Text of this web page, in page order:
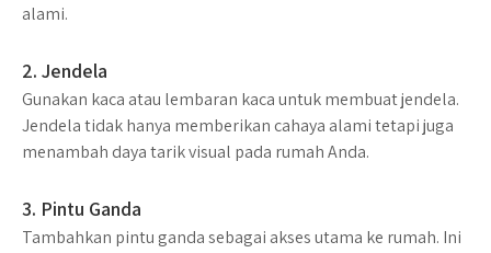
alami.
2. Jendela
Gunakan kaca atau lembaran kaca untuk membuat jendela.
Jendela tidak hanya memberikan cahaya alami tetapi juga
menambah daya tarik visual pada rumah Anda.
3. Pintu Ganda
Tambahkan pintu ganda sebagai akses utama ke rumah. Ini